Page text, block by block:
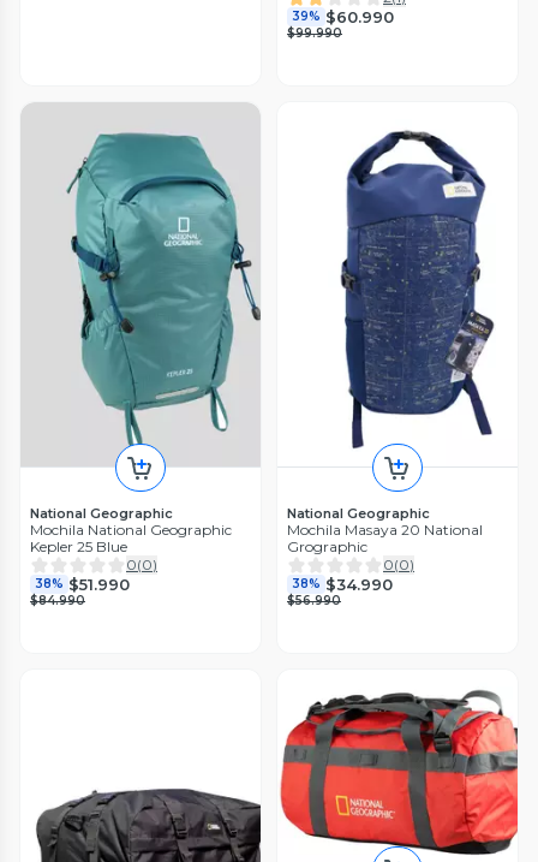
39% $60.990
$99.990
National Geographic
Mochila National Geographic
Kepler 25 Blue
0(0)
38% $51.990
$84.990
National Geographic
Mochila Masaya 20 National
Grographic
0(0)
38% $34.990
$56.990